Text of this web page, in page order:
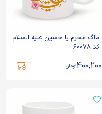
ماگ محرم یا حسین علیه السلام
کد 60078
400,200تومان